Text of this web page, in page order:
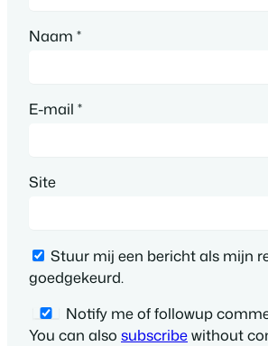
Naam *
E-mail *
Site
Stuur mij een bericht als mijn
goedgekeurd.
Notify me of followup
You can also subscribewithout